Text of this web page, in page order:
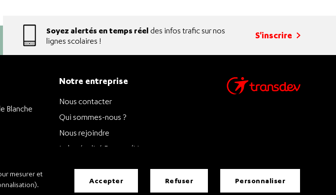
Soyez alertés en temps réel des infos trafic sur nos
lignes scolaires !
S'inscrire
Blanche
Notre entreprise
Nous contacter
Qui sommes-nous ?
Nous rejoindre
Index égalité Femme/Homme
Condition Générales d’Utilisation
mesurer et
accepter refuser personnaliser